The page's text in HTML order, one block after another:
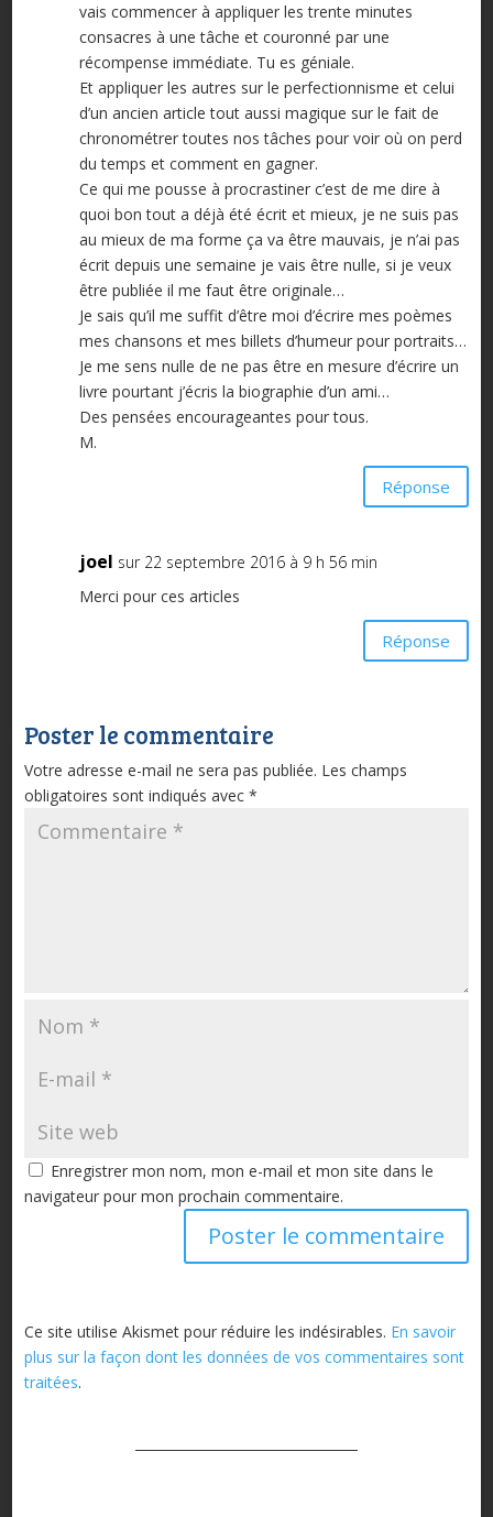
vais commencer à appliquer les trente minutes
consacres à une tâche et couronné par une
récompense immédiate. Tu es géniale.
Et appliquer les autres sur le perfectionnisme et celui
d’un ancien article tout aussi magique sur le fait de
chronométrer toutes nos tâches pour voir où on perd
du temps et comment en gagner.
Ce qui me pousse à procrastiner c’est de me dire à
quoi bon tout a déjà été écrit et mieux, je ne suis pas
au mieux de ma forme ça va être mauvais, je n’ai pas
écrit depuis une semaine je vais être nulle, si je veux
être publiée il me faut être originale…
Je sais qu’il me suffit d’être moi d’écrire mes poèmes
mes chansons et mes billets d’humeur pour portraits…
Je me sens nulle de ne pas être en mesure d’écrire un
livre pourtant j’écris la biographie d’un ami…
Des pensées encourageantes pour tous.
M.
Réponse
joel sur 22 septembre 2016 à 9 h 56 min
Merci pour ces articles
Réponse
Poster le commentaire
Votre adresse e-mail ne sera pas publiée. Les champs
obligatoires sont indiqués avec *
Enregistrer mon nom, mon e-mail et mon site dans le
navigateur pour mon prochain commentaire.
Ce site utilise Akismet pour réduire les indésirables. En savoir
plus sur la façon dont les données de vos commentaires sont
traitées.